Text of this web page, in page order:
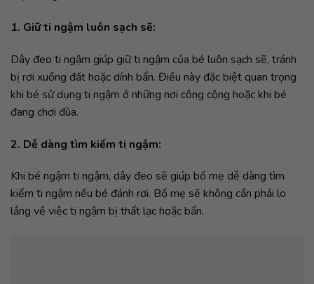
1. Giữ ti ngậm luôn sạch sẽ:
Dây đeo ti ngậm giúp giữ ti ngậm của bé luôn sạch sẽ, tránh
bị rơi xuống đất hoặc dính bẩn. Điều này đặc biệt quan trọng
khi bé sử dụng ti ngậm ở những nơi công cộng hoặc khi bé
đang chơi đùa.
2. Dễ dàng tìm kiếm ti ngậm:
Khi bé ngậm ti ngậm, dây đeo sẽ giúp bố mẹ dễ dàng tìm
kiếm ti ngậm nếu bé đánh rơi. Bố mẹ sẽ không cần phải lo
lắng về việc ti ngậm bị thất lạc hoặc bẩn.